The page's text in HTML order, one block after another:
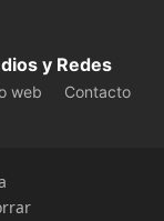
y Redes
web
Contacto